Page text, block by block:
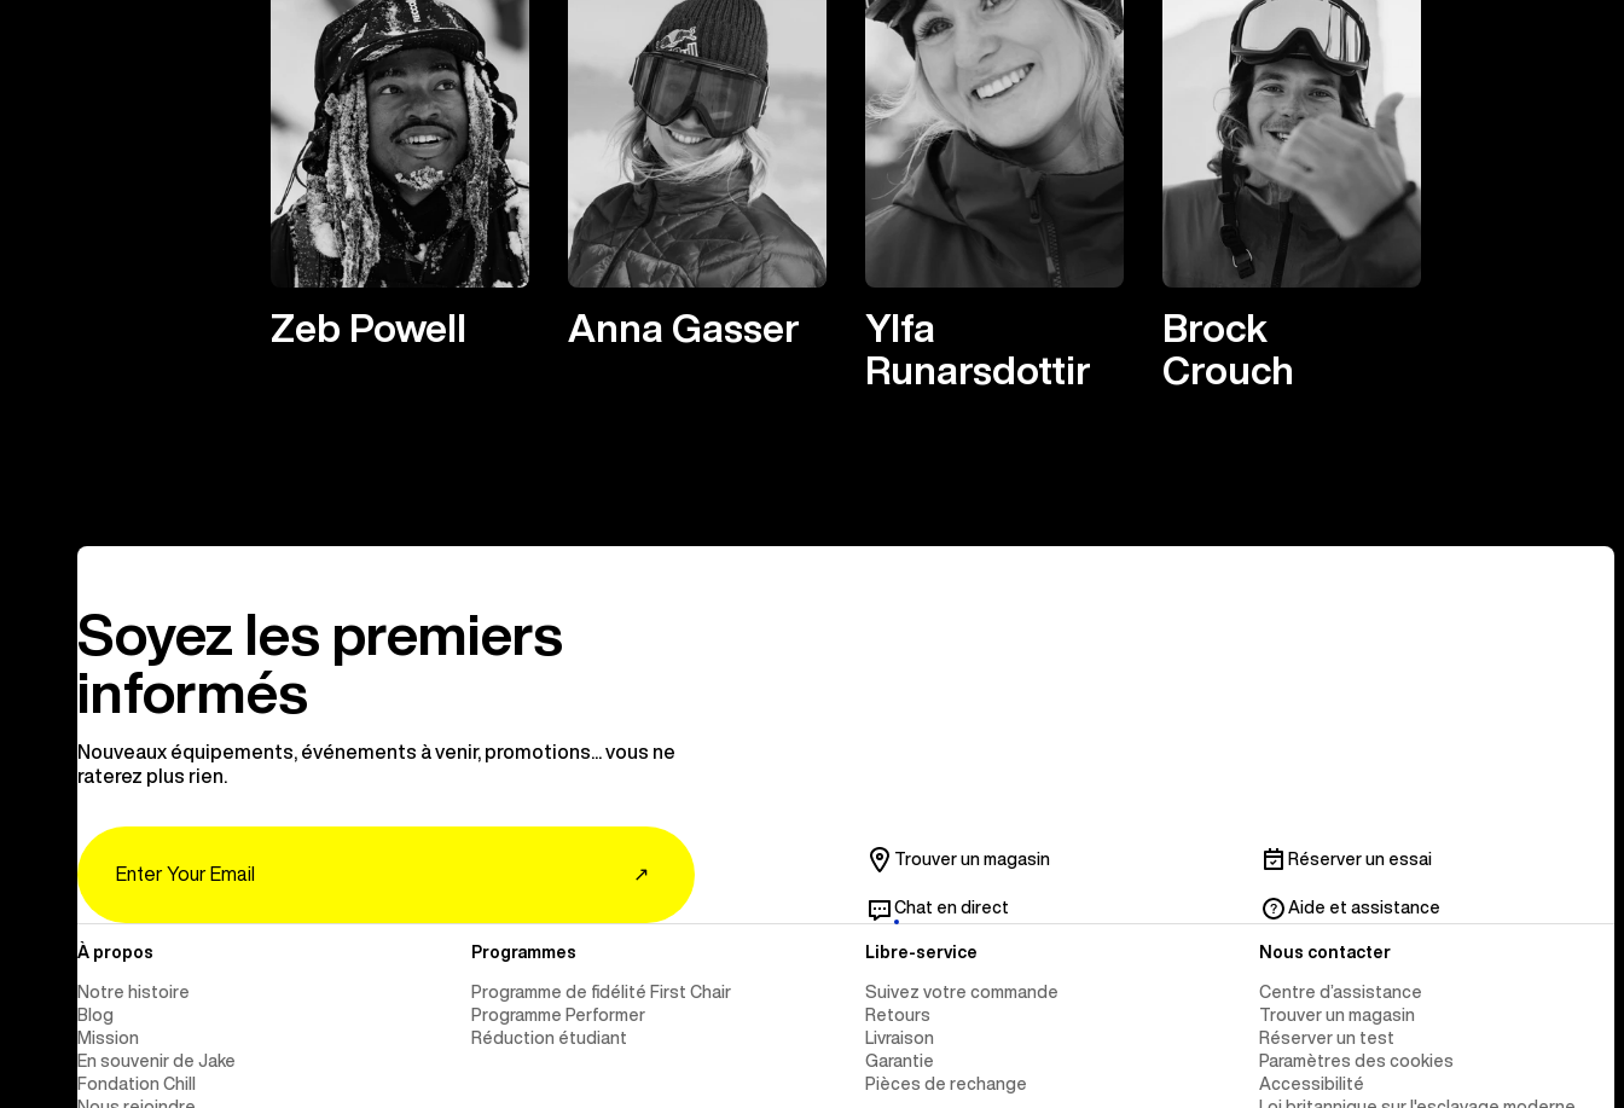
Zeb Powell Anna Gasser
Ylfa
Runarsdottir
Brock
Crouch
Soyez les premiers
informés
Nouveaux équipements, événements à venir, promotions... vous ne
raterez plus rien.
↗
Trouver un magasin Réserver un essai
Chat en direct Aide et assistance
À propos
Notre histoire
Blog
Mission
En souvenir de Jake
Fondation Chill
Programmes
Programme de fidélité First Chair
Programme Performer
Réduction étudiant
Libre-service
Suivez votre commande
Retours
Livraison
Garantie
Pièces de rechange
Nous contacter
Centre d’assistance
Trouver un magasin
Réserver un test
Paramètres des cookies
Accessibilité